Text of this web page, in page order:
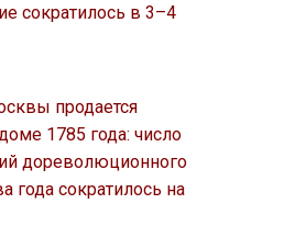
сократилось в 3–4
продается
1785 года: число
дореволюционного
года сократилось на